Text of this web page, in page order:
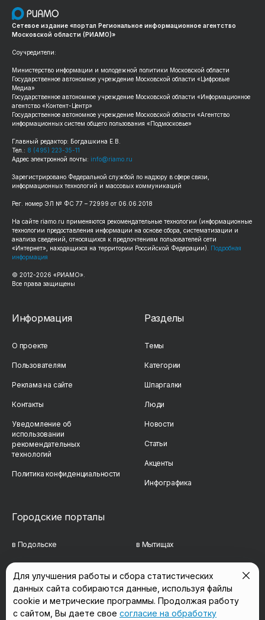
Сетевое издание «портал Региональное информационное агентство
Московской области (РИАМО)»
Соучредители:
Министерство информации и молодежной политики Московской области
Государственное автономное учреждение Московской области «Цифровые
Медиа»
Государственное автономное учреждение Московской области «Информационное
агентство «Контент-Центр»
Государственное автономное учреждение Московской области «Агентство
информационных систем общего пользования «Подмосковье»
Главный редактор: Богдашкина Е.В.
Тел.: 8 (495) 223-35-11
Адрес электронной почты: info@riamo.ru
Зарегистрировано Федеральной службой по надзору в сфере связи,
информационных технологий и массовых коммуникаций
Рег. номер ЭЛ № ФС 77 – 72999 от 06.06.2018
На сайте riamo.ru применяются рекомендательные технологии (информационные
технологии предоставления информации на основе сбора, систематизации и
анализа сведений, относящихся к предпочтениям пользователей сети
«Интернет», находящихся на территории Российской Федерации). Подробная
информация
© 2012-2026 «РИАМО».
Все права защищены
Информация
О проекте
Пользователям
Реклама на сайте
Контакты
Уведомление об
использовании
рекомендательных
технологий
Политика конфиденциальности
Разделы
Темы
Категории
Шпаргалки
Люди
Новости
Статьи
Акценты
Инфографика
Городские порталы
в Подольске в Мытищах
в Сергиевом Посаде в Люберцах
в Красногорске в Королёве
Для улучшения работы и сбора статистических
данных сайта собираются данные, используя файлы
cookie и метрические программы. Продолжая работу
с сайтом, Вы даете свое согласие на обработку